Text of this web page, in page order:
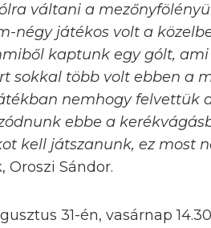
váltani a
négy játékos volt a
kaptunk egy gólt,
sokkal több volt ebben a
nemhogy felvettük
ebbe a
kell játszanunk, ez most
Oroszi Sándor.
31-én, vasárnap